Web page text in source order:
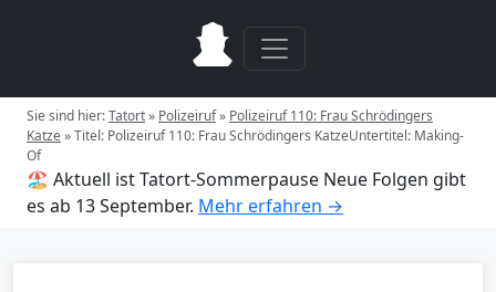
Sie sind hier:Tatort» Polizeiruf» Polizeiruf 110: Frau Schrödingers
Katze»Titel: Polizeiruf 110: Frau Schrödingers KatzeUntertitel: Making-
Of
🏖️ Aktuell ist Tatort-Sommerpause Neue Folgen gibt
es ab 13 September. Mehr erfahren →